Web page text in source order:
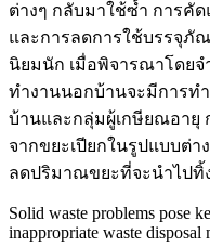
ต่างๆ กลับมาใช้ซ้ำ การคั
และการลดการใช้บรรจุภั
นิยมนัก เมื่อพิจารณาโดย
ทำงานนอกบ้านจะมีการท
บ้านและกลุ่มผู้เกษียณอายุ
จากขยะเปียกในรูปแบบต่
ลดปริมาณขยะที่จะนำไปทิ้
Solid waste problems pose
inappropriate waste disposal